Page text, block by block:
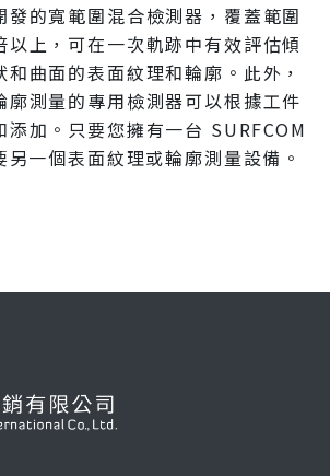
發的寬範圍混合檢測器，覆蓋範圍
以上，可在一次軌跡中有效評估傾
曲面的表面紋理和輪廓。此外，
廓測量的專用檢測器可以根據工件
加。只要您擁有一台 SURFCOM
另一個表面紋理或輪廓測量設備。